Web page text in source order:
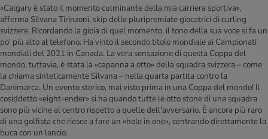
nutritive
D’ATTUALITÀ NELL’AMBITO ALIMENTAZIONE
Calcolatore BMI
Fabbisogno calorico
D’ATTUALITÀ NELL’AMBITO MOVIMENTO
Calcola il consumo calorico
Corsa & Jogging
D’ATTUALITÀ NELL’AMBITO RILASSAMENTO
Lavoro e salute
Rilassamento attivo
mediche
D’ATTUALITÀ NELL’AMBITO MEDICINA
Abbassare la pressione sanguigna
Dolori ai nervi
«Calgary è stato il momento culminante della mia carriera sportiva»,
afferma Silvana Tirinzoni, skip delle pluripremiate giocatrici di curling
svizzere. Ricordando la gioia di quel momento, il tono della sua voce si fa un
po' più alto al telefono. Ha vinto il secondo titolo mondiale ai Campionati
mondiali del 2021 in Canada. La vera sensazione di questa Coppa del
mondo, tuttavia, è stata la «capanna a otto» della squadra svizzera – come
la chiama sinteticamente Silvana – nella quarta partita contro la
Danimarca. Un evento storico, mai visto prima in una Coppa del mondo! Il
cosiddetto «eight-ender» si ha quando tutte le otto stone di una squadra
sono più vicine al centro rispetto a quelle dell'avversario. È ancora più raro
di una golfista che riesce a fare un «hole in one», centrando direttamente la
buca con un lancio.